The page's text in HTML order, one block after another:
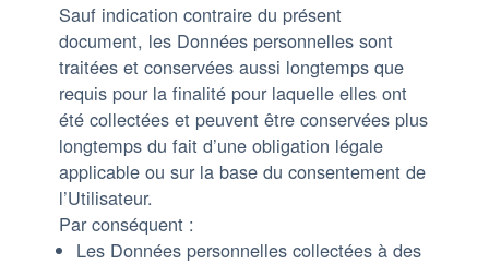
Sauf indication contraire du présent
document, les Données personnelles sont
traitées et conservées aussi longtemps que
requis pour la finalité pour laquelle elles ont
été collectées et peuvent être conservées plus
longtemps du fait d’une obligation légale
applicable ou sur la base du consentement de
l’Utilisateur.
Par conséquent :
Les Données personnelles collectées à des